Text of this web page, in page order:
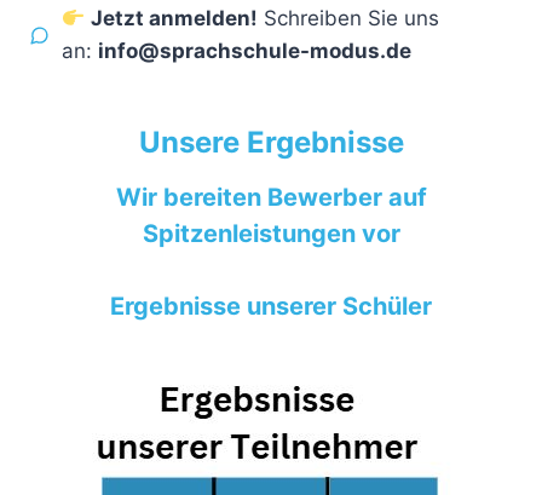
Jetzt anmelden! Schreiben Sie uns
an: info@sprachschule-modus.de
Unsere Ergebnisse
Wir bereiten Bewerber auf
Spitzenleistungen vor
Ergebnisse unserer Schüler